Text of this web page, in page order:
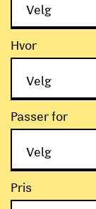
Velg
Hvor
Velg
Passer for
Velg
Pris